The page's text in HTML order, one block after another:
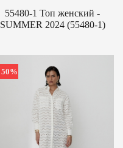
55480-1 Топ женский -
SUMMER 2024 (55480-1)
50%